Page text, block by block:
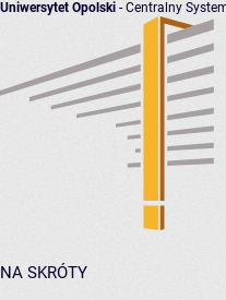
Uniwersytet Opolski - Centralny
NA SKRÓTY